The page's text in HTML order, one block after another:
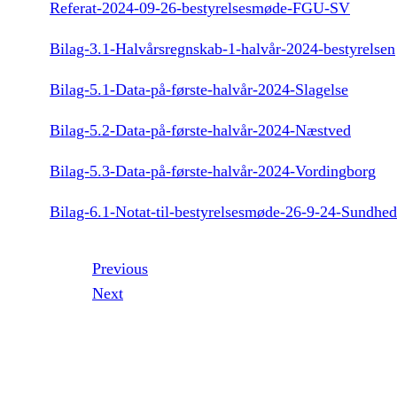
Referat-2024-09-26-bestyrelsesmøde-FGU-SV
Bilag-3.1-Halvårsregnskab-1-halvår-2024-bestyrelsen
Bilag-5.1-Data-på-første-halvår-2024-Slagelse
Bilag-5.2-Data-på-første-halvår-2024-Næstved
Bilag-5.3-Data-på-første-halvår-2024-Vordingborg
Bilag-6.1-Notat-til-bestyrelsesmøde-26-9-24-
Previous
Next